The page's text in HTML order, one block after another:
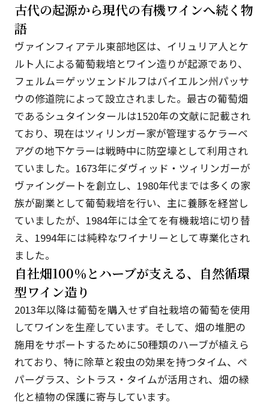
古代の起源から現代の有機ワインへ続く物
語
ヴァインフィアテル東部地区は、イリュリア人とケ
ルト人による葡萄栽培とワイン造りが起源であり、
フェルム＝ゲッツェンドルフはバイエルン州パッサ
ウの修道院によって設立されました。最古の葡萄畑
であるシュタインタールは1520年の文献に記載され
ており、現在はツィリンガー家が管理するケラーベ
アグの地下ケラーは戦時中に防空壕として利用され
ていました。1673年にダヴィッド・ツィリンガーが
ヴァイングートを創立し、1980年代までは多くの家
族が副業として葡萄栽培を行い、主に養豚を経営し
ていましたが、1984年には全てを有機栽培に切り替
え、1994年には純粋なワイナリーとして専業化され
ました。
自社畑100％とハーブが支える、自然循環
型ワイン造り
2013年以降は葡萄を購入せず自社栽培の葡萄を使用
してワインを生産しています。そして、畑の堆肥の
施用をサポートするために50種類のハーブが植えら
れており、特に除草と殺虫の効果を持つタイム、ペ
パーグラス、シトラス・タイムが活用され、畑の緑
化と植物の保護に寄与しています。